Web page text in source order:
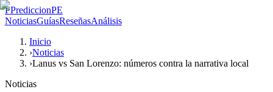
PPrediccionPE
NoticiasGuíasReseñasAnálisis
Inicio
›Noticias
›Lanus vs San Lorenzo: números contra la narrativa local
Noticias